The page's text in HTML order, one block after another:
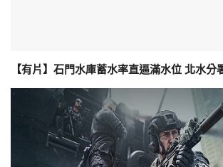
【有片】石門水庫蓄水率直逼滿水位 北水分